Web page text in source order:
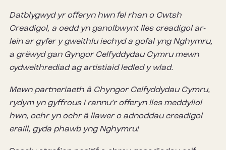
Datblygwyd yr offeryn hwn fel rhan o Cwtsh
Creadigol, a oedd yn ganolbwynt lles creadigol ar-
lein ar gyfer y gweithlu iechyd a gofal yng Nghymru,
a grëwyd gan Gyngor Celfyddydau Cymru mewn
cydweithrediad ag artistiaid ledled y wlad.
Mewn partneriaeth â Chyngor Celfyddydau Cymru,
rydym yn gyffrous i rannu’r offeryn lles meddyliol
hwn, ochr yn ochr â llawer o adnoddau creadigol
eraill, gyda phawb yng Nghymru!